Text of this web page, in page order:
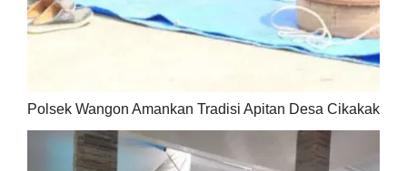
Polsek Wangon Amankan Tradisi Apitan Desa Cikakak